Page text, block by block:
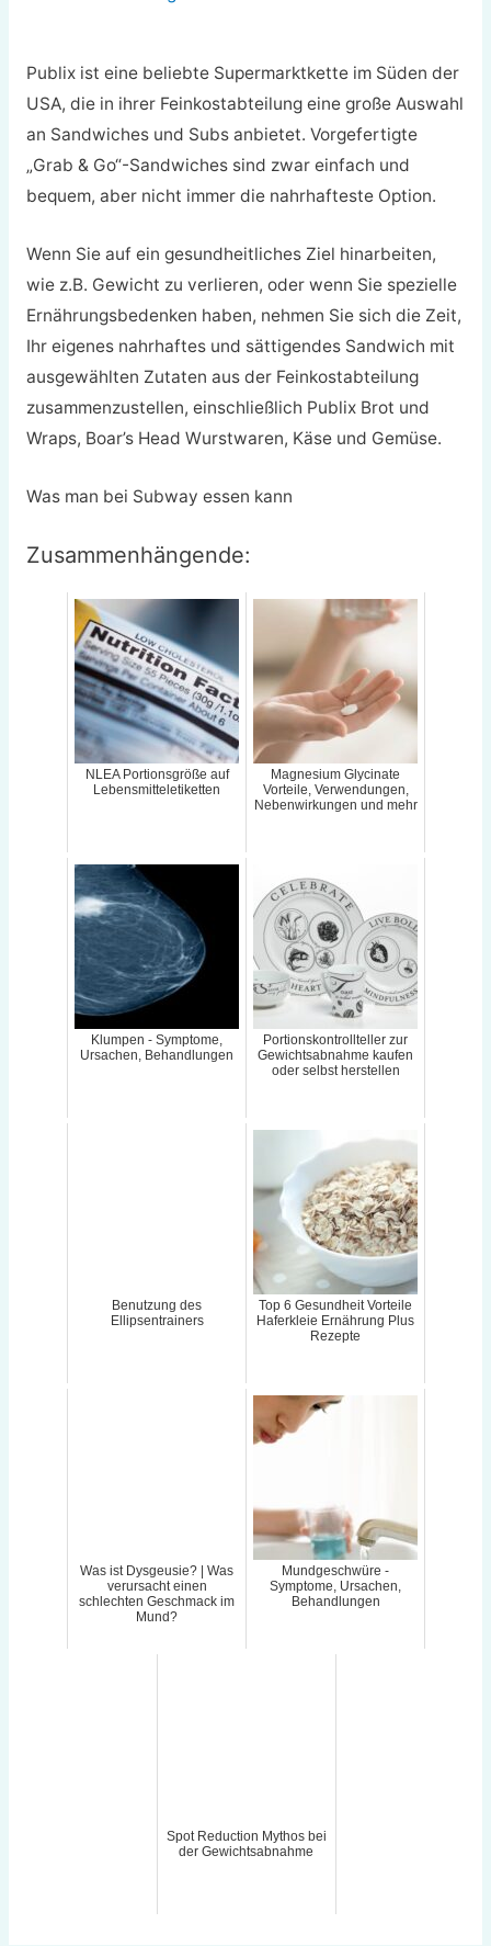
Publix ist eine beliebte Supermarktkette im Süden der
USA, die in ihrer Feinkostabteilung eine große Auswahl
an Sandwiches und Subs anbietet. Vorgefertigte
„Grab & Go“-Sandwiches sind zwar einfach und
bequem, aber nicht immer die nahrhafteste Option.
Wenn Sie auf ein gesundheitliches Ziel hinarbeiten,
wie z.B. Gewicht zu verlieren, oder wenn Sie spezielle
Ernährungsbedenken haben, nehmen Sie sich die Zeit,
Ihr eigenes nahrhaftes und sättigendes Sandwich mit
ausgewählten Zutaten aus der Feinkostabteilung
zusammenzustellen, einschließlich Publix Brot und
Wraps, Boar’s Head Wurstwaren, Käse und Gemüse.
Was man bei Subway essen kann
Zusammenhängende:
NLEA Portionsgröße auf
Lebensmitteletiketten
Magnesium Glycinate
Vorteile, Verwendungen,
Nebenwirkungen und mehr
Klumpen - Symptome,
Ursachen, Behandlungen
Portionskontrollteller zur
Gewichtsabnahme kaufen
oder selbst herstellen
Benutzung des
Ellipsentrainers
Top 6 Gesundheit Vorteile
Haferkleie Ernährung Plus
Rezepte
Was ist Dysgeusie? | Was
verursacht einen
schlechten Geschmack im
Mund?
Mundgeschwüre -
Symptome, Ursachen,
Behandlungen
Spot Reduction Mythos bei
der Gewichtsabnahme